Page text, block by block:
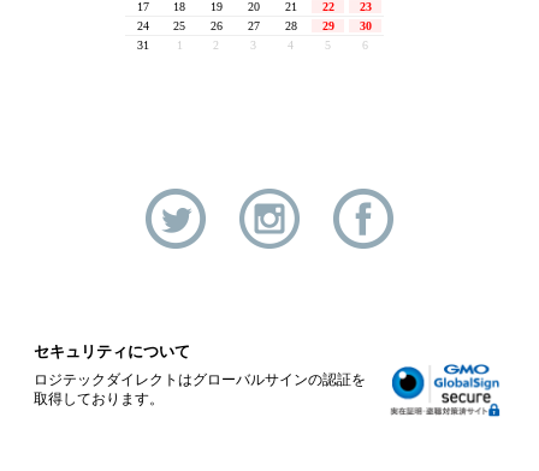
セキュリティについて
ロジテックダイレクトはグローバルサインの認証を
取得しております。